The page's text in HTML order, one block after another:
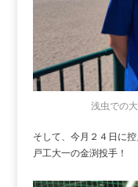
浅虫での
そして、今月２４日に
戸工大一の金渕投手！